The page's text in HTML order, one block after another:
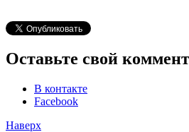
Оставьте свой
В контакте
Facebook
Наверх